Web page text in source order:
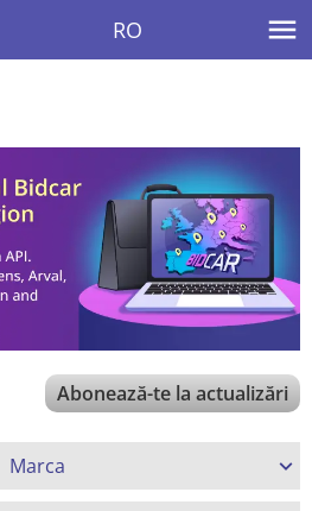
RO
Abonează-te la actualizări
Marca